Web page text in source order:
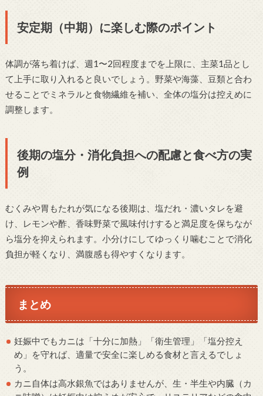
安定期（中期）に楽しむ際のポイント
体調が落ち着けば、週1〜2回程度までを上限に、主菜1品とし
て上手に取り入れると良いでしょう。野菜や海藻、豆類と合わ
せることでミネラルと食物繊維を補い、全体の塩分は控えめに
調整します。
後期の塩分・消化負担への配慮と食べ方の実
例
むくみや胃もたれが気になる後期は、塩だれ・濃いタレを避
け、レモンや酢、香味野菜で風味付けすると満足度を保ちなが
ら塩分を抑えられます。小分けにしてゆっくり噛むことで消化
負担が軽くなり、満腹感も得やすくなります。
まとめ
妊娠中でもカニは「十分に加熱」「衛生管理」「塩分控え
め」を守れば、適量で安全に楽しめる食材と言えるでしょ
う。
カニ自体は高水銀魚ではありませんが、生・半生や内臓（カ